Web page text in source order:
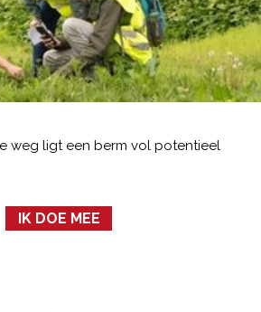
weg ligt een berm vol potentieel
IK DOE MEE